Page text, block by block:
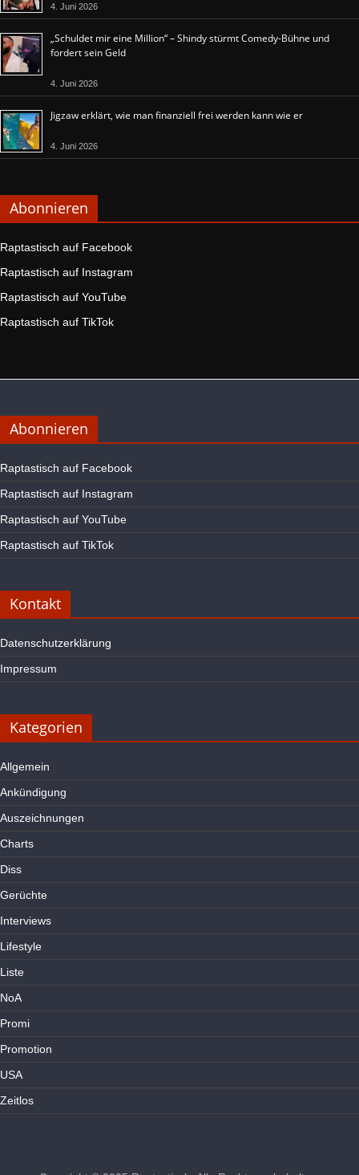
4. Juni 2026
„Schuldet mir eine Million“ – Shindy stürmt Comedy-Bühne und
fordert sein Geld
4. Juni 2026
Jigzaw erklärt, wie man finanziell frei werden kann wie er
4. Juni 2026
Abonnieren
Raptastisch auf Facebook
Raptastisch auf Instagram
Raptastisch auf YouTube
Raptastisch auf TikTok
Abonnieren
Raptastisch auf Facebook
Raptastisch auf Instagram
Raptastisch auf YouTube
Raptastisch auf TikTok
Kontakt
Datenschutzerklärung
Impressum
Kategorien
Allgemein
Ankündigung
Auszeichnungen
Charts
Diss
Gerüchte
Interviews
Lifestyle
Liste
NoA
Promi
Promotion
USA
Zeitlos